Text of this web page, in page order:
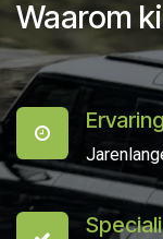
Waarom
Ervaring